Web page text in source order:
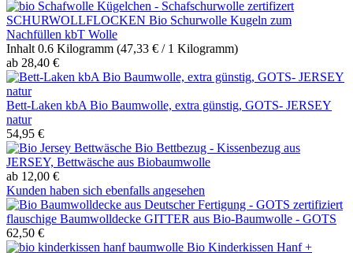
SCHURWOLLFLOCKEN Bio Schurwolle Kugeln zum
Nachfüllen kbT Wolle
Inhalt 0.6 Kilogramm (47,33 € / 1 Kilogramm)
ab 28,40 €
Bett-Laken kbA Bio Baumwolle, extra günstig, GOTS- JERSEY
natur
54,95 €
Bio Bettbezug - Kissenbezug aus
JERSEY, Bettwäsche aus Biobaumwolle
ab 12,00 €
Kunden haben sich ebenfalls angesehen
flauschige Baumwolldecke GITTER aus Bio-Baumwolle - GOTS
62,50 €
Bio Kinderkissen Hanf +